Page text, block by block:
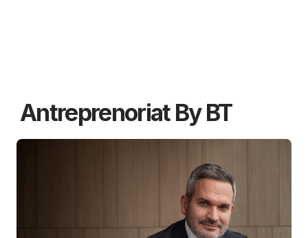
Antreprenoriat By BT